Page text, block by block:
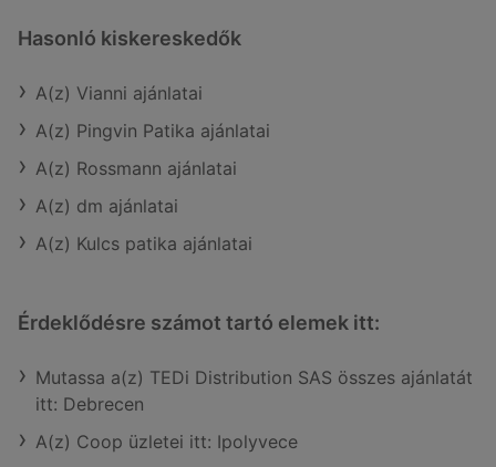
Hasonló kiskereskedők
A(z) Vianni ajánlatai
A(z) Pingvin Patika ajánlatai
A(z) Rossmann ajánlatai
A(z) dm ajánlatai
A(z) Kulcs patika ajánlatai
Érdeklődésre számot tartó elemek itt:
Mutassa a(z) TEDi Distribution SAS összes ajánlatát
itt: Debrecen
A(z) Coop üzletei itt: Ipolyvece